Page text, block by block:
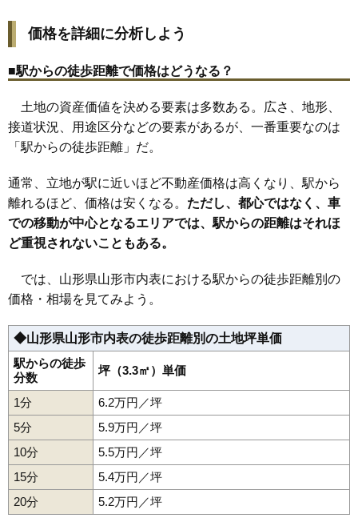
30 南一番町 28万円
32 南原町 28万円 1,735万円 19.1%
33 小荷駄町 28万円 1,814万円 19.6%
34 前田町 27万円 1,933万円 20.6%
35 宮町
36 南栄町 26万円 1,983万円 24.8%
37 篭田 26万円 1,971万円 23.4%
38 松波 26万円 2,401万円 28.3%
39 鉄砲町 26万円
41 花楯
43 小白川町 25万円 1,677万円
44
45
46 美畑町
47 桜田東 25万円
48 あさひ町 25万円
49 薬師町 25万円
50 西田 25万円
価格を詳細に分析しよう
■駅からの徒歩距離で価格はどうなる？
土地の資産価値を決める要素は多数ある。広さ、地形、
接道状況、用途区分などの要素があるが、一番重要なのは
「駅からの徒歩距離」だ。
通常、立地が駅に近いほど不動産価格は高くなり、駅から
離れるほど、価格は安くなる。 ただし、都心ではなく、車
での移動が中心となるエリアでは、駅からの距離はそれほ
ど重視されないこともある。
では、山形県山形市内表における駅からの徒歩距離別の
価格・相場を見てみよう。
◆山形県山形市内表の徒歩距離別の土地坪単価
駅からの徒歩
分数
坪（3.3㎡）単価
1分
6.2万円／坪
5分
5.9万円／坪
10分
5.5万円／坪
15分
5.4万円／坪
20分
5.2万円／坪